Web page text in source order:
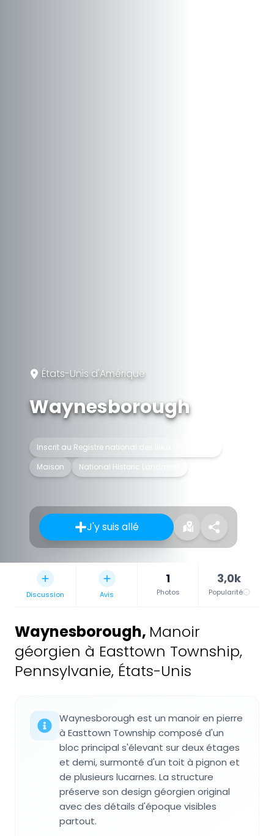
États-Unis d'Amérique
Waynesborough
Inscrit au Registre national des lieux historiques
Maison
National Historic Landmark
J'y suis allé
Discussion Avis
1
Photos
3,0k
Popularité
Waynesborough, Manoir
géorgien à Easttown Township,
Pennsylvanie, États-Unis
Waynesborough est un manoir en pierre
à Easttown Township composé d'un
bloc principal s'élevant sur deux étages
et demi, surmonté d'un toit à pignon et
de plusieurs lucarnes. La structure
préserve son design géorgien original
avec des détails d'époque visibles
partout.